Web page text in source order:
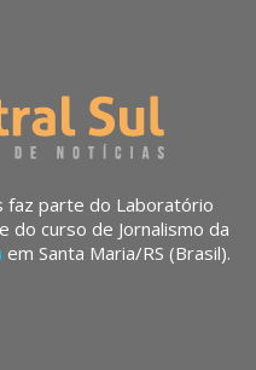
faz parte do Laboratório
do curso de Jornalismo da
em Santa Maria/RS (Brasil).